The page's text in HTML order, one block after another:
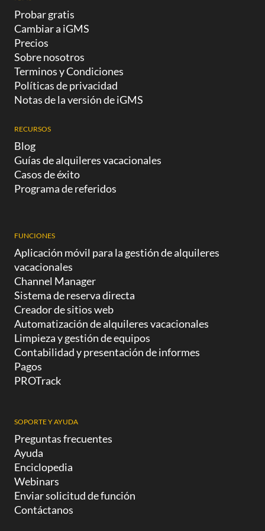
una búsqueda online
adaptada a sus necesidades.
Si tienes una casa o
departamento en renta, es
Probar gratis
Cambiar a iGMS
Precios
Sobre nosotros
Terminos y Condiciones
Políticas de privacidad
Notas de la versión de iGMS
RECURSOS
Blog
Guías de alquileres vacacionales
Casos de éxito
Programa de referidos
FUNCIONES
Aplicación móvil para la gestión de alquileres
vacacionales
Channel Manager
Sistema de reserva directa
Creador de sitios web
Automatización de alquileres vacacionales
Limpieza y gestión de equipos
Contabilidad y presentación de informes
Pagos
PROTrack
SOPORTE Y AYUDA
Preguntas frecuentes
Ayuda
Enciclopedia
Webinars
Enviar solicitud de función
Contáctanos